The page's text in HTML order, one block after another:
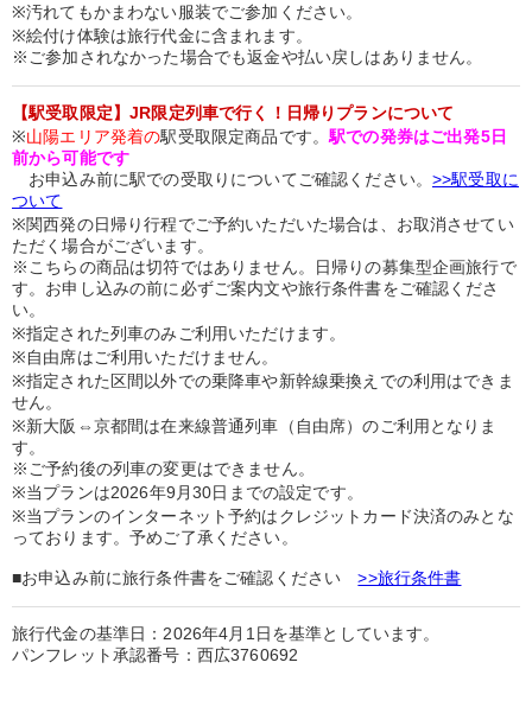
※汚れてもかまわない服装でご参加ください。
※絵付け体験は旅行代金に含まれます。
※ご参加されなかった場合でも返金や払い戻しはありません。
【駅受取限定】JR限定列車で行く！日帰りプランについて
※山陽エリア発着の駅受取限定商品です。駅での発券はご出発5日
前から可能です
お申込み前に駅での受取りについてご確認ください。 >>駅受取に
ついて
※関西発の日帰り行程でご予約いただいた場合は、お取消させてい
ただく場合がございます。
※こちらの商品は切符ではありません。日帰りの募集型企画旅行で
す。お申し込みの前に必ずご案内文や旅行条件書をご確認くださ
い。
※指定された列車のみご利用いただけます。
※自由席はご利用いただけません。
※指定された区間以外での乗降車や新幹線乗換えでの利用はできま
せん。
※新大阪⇔京都間は在来線普通列車（自由席）のご利用となりま
す。
※ご予約後の列車の変更はできません。
※当プランは2026年9月30日までの設定です。
※当プランのインターネット予約はクレジットカード決済のみとな
っております。予めご了承ください。
■お申込み前に旅行条件書をご確認ください>>旅行条件書
旅行代金の基準日：2026年4月1日を基準としています。
パンフレット承認番号：西広3760692